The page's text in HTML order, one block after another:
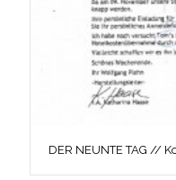
DER NEUNTE TAG //